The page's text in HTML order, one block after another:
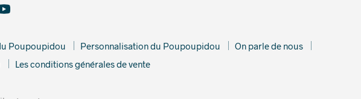
Poupoupidou Personnalisation du Poupoupidou
On parle de nous
Les conditions générales de vente